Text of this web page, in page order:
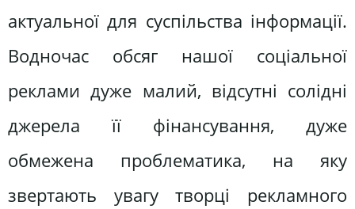
актуальної для суспільства інформації.
Водночас обсяг нашої соціальної
реклами дуже малий, відсутні солідні
джерела її фінансування, дуже
обмежена проблематика, на яку
звертають увагу творці рекламного